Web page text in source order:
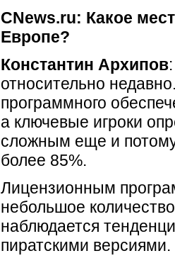
CNews.ru: Какое
Европе?
Константин Архипов
относительно
программного
а ключевые игроки
сложным еще и
более 85%.
Лицензионным
небольшое
наблюдается
пиратскими версиями.